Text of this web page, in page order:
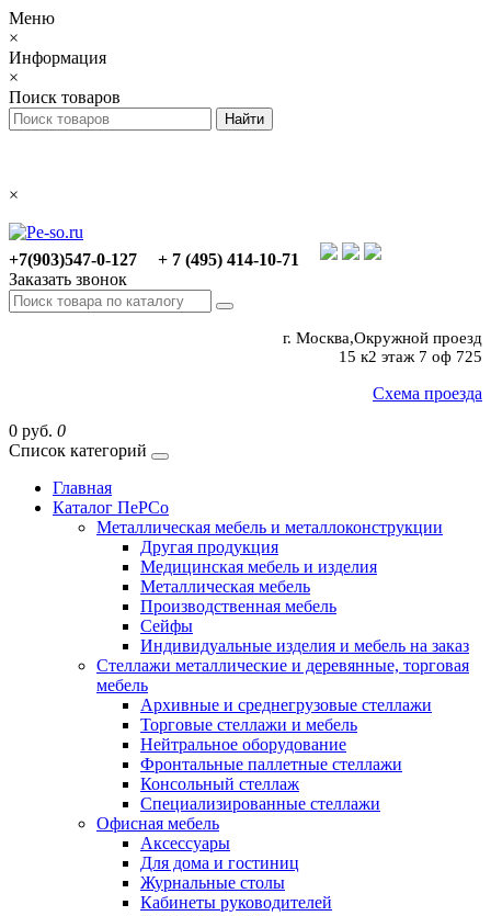
Меню
×
Информация
×
Поиск товаров
×
+7(903)547-0-127
+ 7 (495) 414-10-71
Заказать звонок
г. Москва,Окружной проезд
15 к2 этаж 7 оф 725
Схема проезда
0 руб. 0
Список категорий
Главная
Каталог ПеРСо
Металлическая мебель и металлоконструкции
Другая продукция
Медицинская мебель и изделия
Металлическая мебель
Производственная мебель
Сейфы
Индивидуальные изделия и мебель на заказ
Стеллажи металлические и деревянные, торговая
мебель
Архивные и среднегрузовые стеллажи
Торговые стеллажи и мебель
Нейтральное оборудование
Фронтальные паллетные стеллажи
Консольный стеллаж
Специализированные стеллажи
Офисная мебель
Аксессуары
Для дома и гостиниц
Журнальные столы
Кабинеты руководителей